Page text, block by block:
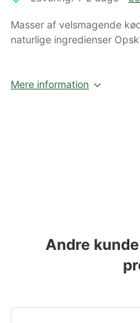
Masser af velsmagende
naturlige ingredienser
Mere information
Andre